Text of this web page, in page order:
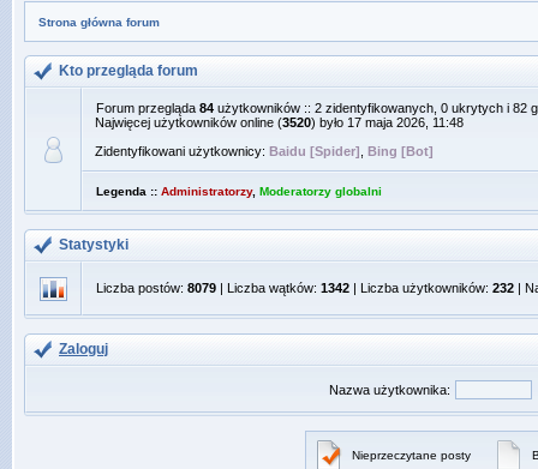
Strona główna forum
Kto przegląda forum
Forum przegląda 84 użytkowników :: 2 zidentyfikowanych, 0 ukrytych i 82
Najwięcej użytkowników online (3520) było 17 maja 2026, 11:48
Zidentyfikowani użytkownicy: Baidu [Spider] Bing [Bot]
Legenda :: Administratorzy, Moderatorzy globalni
Statystyki
Liczba postów: 8079 | Liczba wątków: 1342 | Liczba użytkowników: 232 |
Zaloguj
Nazwa użytkownika:
Nieprzeczytane posty